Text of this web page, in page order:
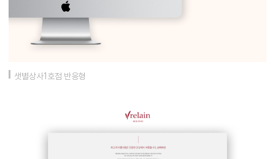
샛별상사1호점 반응형